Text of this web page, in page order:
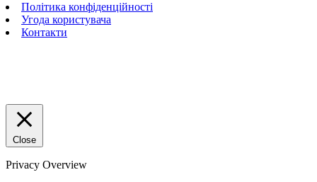
Політика конфіденційності
Угода користувача
Контакти
Close
Privacy Overview